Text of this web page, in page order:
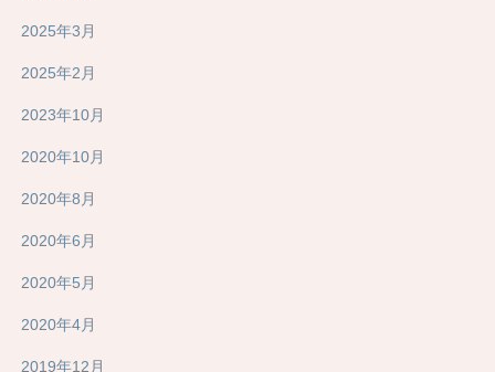
2025年3月
2025年2月
2023年10月
2020年10月
2020年8月
2020年6月
2020年5月
2020年4月
2019年12月